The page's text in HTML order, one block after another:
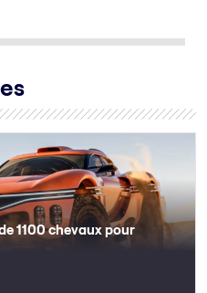
1100 chevaux pour